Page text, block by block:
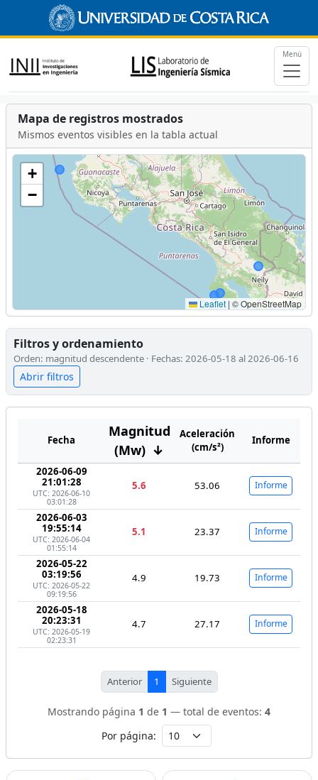
Menú
Mapa de registros mostrados
Mismos eventos visibles en la tabla actual
+
−
Leaflet | © OpenStreetMap
Filtros y ordenamiento
Orden: magnitud descendente · Fechas: 2026-05-18 al 2026-06-16
Abrir filtros
Fecha
Magnitud
(Mw) ↓
Aceleración
(cm/s²)
Informe
2026-06-09
21:01:28
UTC: 2026-06-10
03:01:28
5.6 53.06 Informe
2026-06-03
19:55:14
UTC: 2026-06-04
01:55:14
5.1 23.37 Informe
2026-05-22
03:19:56
UTC: 2026-05-22
09:19:56
4.9 19.73 Informe
2026-05-18
20:23:31
UTC: 2026-05-19
02:23:31
4.7 27.17 Informe
Anterior 1 Siguiente
Mostrando página 1 de 1 — total de eventos: 4
Por página: